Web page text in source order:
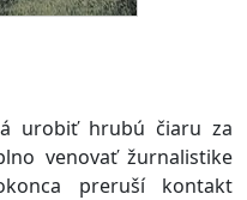
urobiť hrubú čiaru za
venovať žurnalistike
preruší kontakt